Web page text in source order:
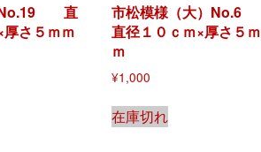
No.19 直
さ５ｍｍ
市松模様（大）No.6
直径１０ｃｍ×厚さ５ｍ
ｍ
¥1,000
在庫切れ